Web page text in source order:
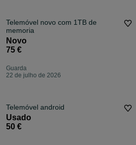
Telemóvel novo com 1TB de
memoria
Novo
75 €
Guarda
22 de julho de 2026
Telemóvel android
Usado
50 €